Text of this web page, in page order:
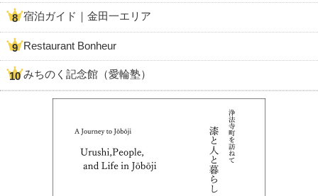
宿泊ガイド｜金田一エリア
Restaurant Bonheur
みちのく記念館（愛輪塾）